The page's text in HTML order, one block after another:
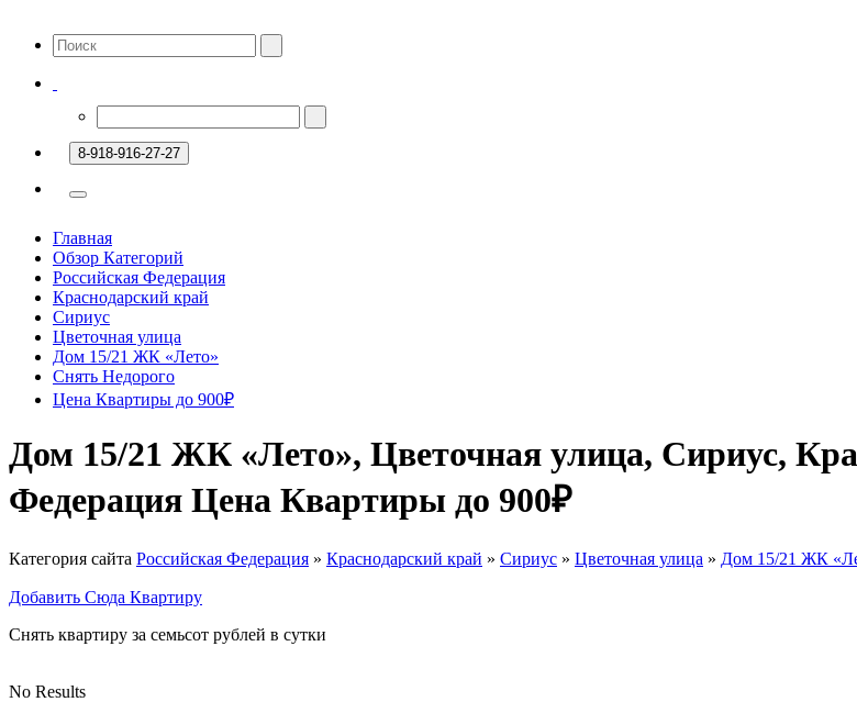
8-918-916-27-27
Главная
Обзор Категорий
Российская Федерация
Краснодарский край
Сириус
Цветочная улица
Дом 15/21 ЖК «Лето»
Снять Недорого
Цена Квартиры до 900₽
Дом 15/21 ЖК «Лето», Цветочная улица, Сириус,
Федерация Цена Квартиры до 900₽
Категория сайта Российская Федерация » Краснодарский край » Сириус » Цветочная улица » Дом 15/21 ЖК
Добавить Сюда Квартиру
Снять квартиру за семьсот рублей в сутки
No Results